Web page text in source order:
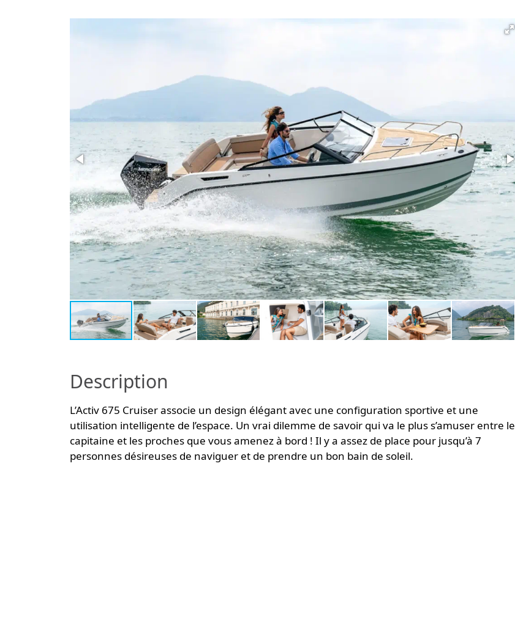
Description
L’Activ 675 Cruiser associe un design élégant avec une configuration sportive et une
utilisation intelligente de l’espace. Un vrai dilemme de savoir qui va le plus s’amuser entre le
capitaine et les proches que vous amenez à bord ! Il y a assez de place pour jusqu’à 7
personnes désireuses de naviguer et de prendre un bon bain de soleil.